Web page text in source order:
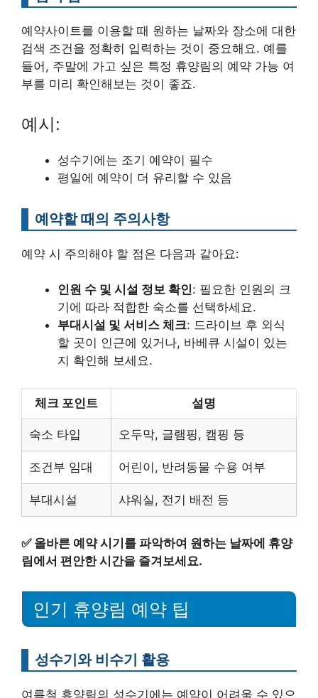
예약사이트를 이용할 때 원하는 날짜와 장소에 대한
검색 조건을 정확히 입력하는 것이 중요해요. 예를
들어, 주말에 가고 싶은 특정 휴양림의 예약 가능 여
부를 미리 확인해보는 것이 좋죠.
예시:
성수기에는 조기 예약이 필수
평일에 예약이 더 유리할 수 있음
예약할 때의 주의사항
예약 시 주의해야 할 점은 다음과 같아요:
인원 수 및 시설 정보 확인: 필요한 인원의 크
기에 따라 적합한 숙소를 선택하세요.
부대시설 및 서비스 체크: 드라이브 후 외식
할 곳이 인근에 있거나, 바베큐 시설이 있는
지 확인해 보세요.
체크 포인트 설명
숙소 타입 오두막, 글램핑, 캠핑 등
조건부 임대 어린이, 반려동물 수용 여부
부대시설 샤워실, 전기 배전 등
✅ 올바른 예약 시기를 파악하여 원하는 날짜에 휴양
림에서 편안한 시간을 즐겨보세요.
인기 휴양림 예약 팁
성수기와 비수기 활용
여름철 휴양림의 성수기에는 예약이 어려울 수 있으